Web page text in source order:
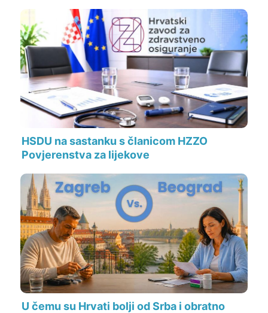
HSDU na sastanku s članicom HZZO
Povjerenstva za lijekove
U čemu su Hrvati bolji od Srba i obratno